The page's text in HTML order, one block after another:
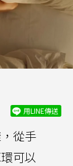
用LINE傳送
從手
可以